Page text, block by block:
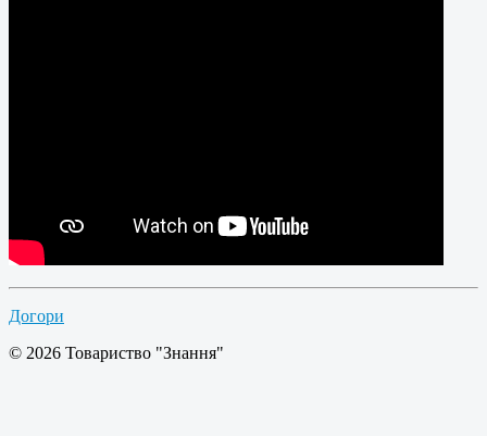
Догори
© 2026 Товариство "Знання"